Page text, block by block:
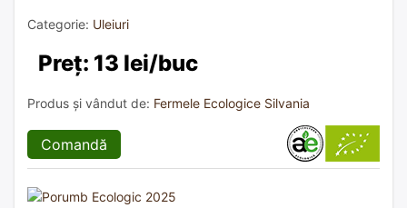
Categorie: Uleiuri
Preț: 13 lei/buc
Produs și vândut de: Fermele Ecologice Silvania
Comandă